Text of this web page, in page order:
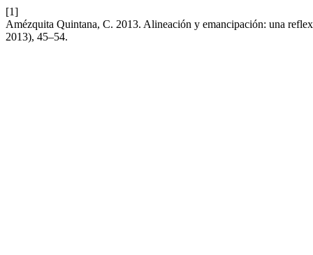
[1]
Amézquita Quintana, C. 2013. Alineación y emancipación: una
2013), 45–54.